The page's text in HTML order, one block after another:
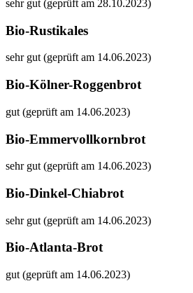
sehr gut (geprüft am 28.10.2023)
Bio-Rustikales
sehr gut (geprüft am 14.06.2023)
Bio-Kölner-Roggenbrot
gut (geprüft am 14.06.2023)
Bio-Emmervollkornbrot
sehr gut (geprüft am 14.06.2023)
Bio-Dinkel-Chiabrot
sehr gut (geprüft am 14.06.2023)
Bio-Atlanta-Brot
gut (geprüft am 14.06.2023)